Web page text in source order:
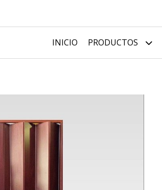
INICIO PRODUCTOS